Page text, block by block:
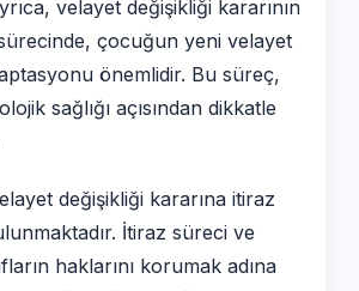
velayet değişikliği kararının
çocuğun yeni velayet
önemlidir. Bu süreç,
sağlığı açısından dikkatle
değişikliği kararına itiraz
İtiraz süreci ve
haklarını korumak adına